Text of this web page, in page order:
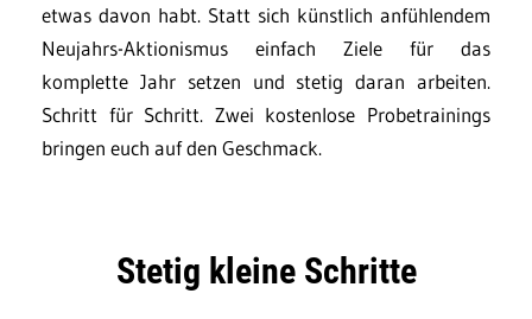
etwas davon habt. Statt sich künstlich anfühlendem
Neujahrs-Aktionismus einfach Ziele für das
komplette Jahr setzen und stetig daran arbeiten.
Schritt für Schritt. Zwei kostenlose Probetrainings
bringen euch auf den Geschmack.
Stetig kleine Schritte